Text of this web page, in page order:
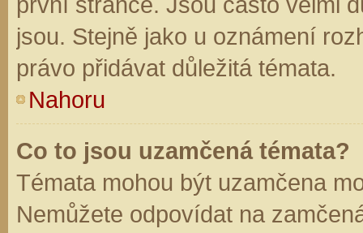
jsou. Stejně jako u oznámení
právo přidávat důležitá témata.
Nahoru
Co to jsou uzamčená témata?
Témata mohou být uzamčena
Nemůžete odpovídat na